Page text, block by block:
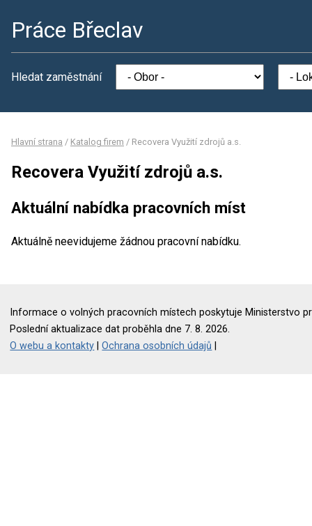
Práce Břeclav
Hledat zaměstnání
Hlavní strana / Katalog firem / Recovera Využití zdrojů a.s.
Recovera Využití zdrojů a.s.
Aktuální nabídka pracovních míst
Aktuálně neevidujeme žádnou pracovní nabídku.
Informace o volných pracovních místech poskytuje Ministerstvo
Poslední aktualizace dat proběhla dne 7. 8. 2026.
O webu a kontakty |Ochrana osobních údajů